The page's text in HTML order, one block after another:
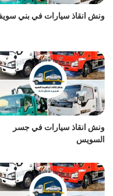
ونش انقاذ سيارات في بني
ونش انقاذ سيارات في جسر
السويس